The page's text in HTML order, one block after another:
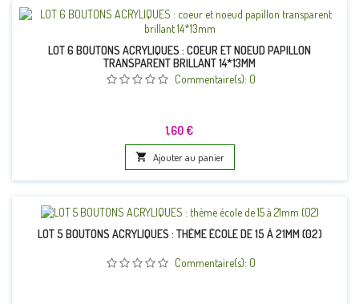
LOT 6 BOUTONS ACRYLIQUES : COEUR ET NOEUD PAPILLON
TRANSPARENT BRILLANT 14*13MM
Commentaire(s): 0
Prix
1,60 €
 Ajouter au panier
LOT 5 BOUTONS ACRYLIQUES : THÈME ÉCOLE DE 15 À 21MM (02)
Commentaire(s): 0